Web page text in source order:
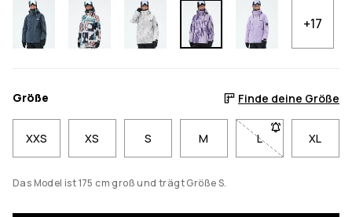
+17
Größe Finde deine Größe
XXS XS S M L- Größe L nicht
XL
Das Model ist 175 cm groß und trägt Größe S.